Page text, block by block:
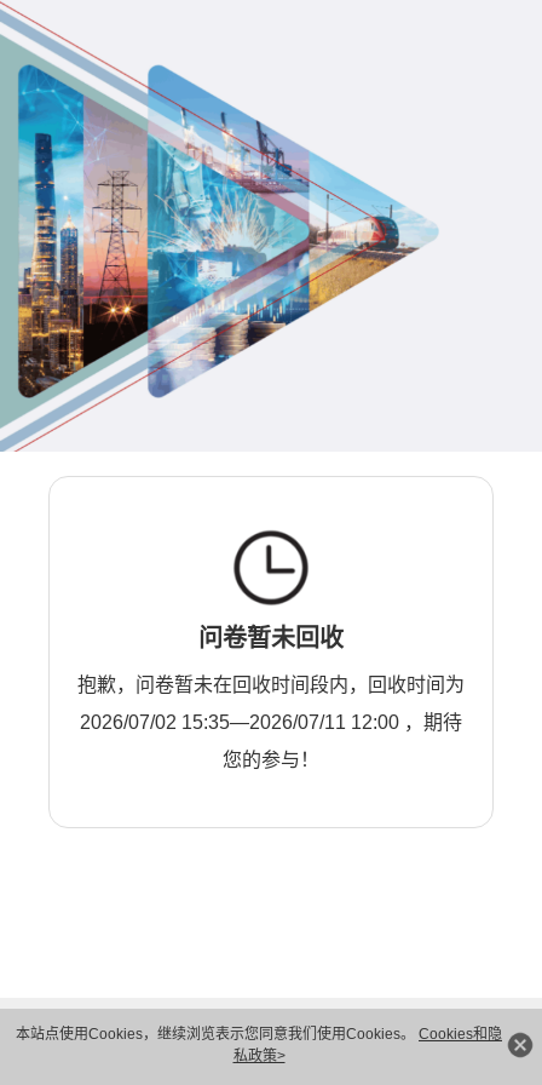
本站点使用Cookies，继续浏览表示您同意我们使用Cookies。 Cookies和隐
私政策>
问卷暂未回收
抱歉，问卷暂未在回收时间段内，回收时间为
2026/07/02 15:35—2026/07/11 12:00 ，期待
您的参与！